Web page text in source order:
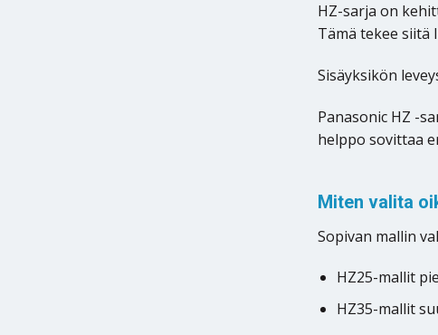
HZ-sarja on
Tämä tekee siitä
Sisäyksikön
Panasonic HZ -
helppo sovittaa
Miten valita
Sopivan mallin
HZ25-mallit
HZ35-mallit